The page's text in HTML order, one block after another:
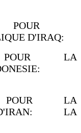
D'IRAQ:
LA
LA
D'IRAN: LA